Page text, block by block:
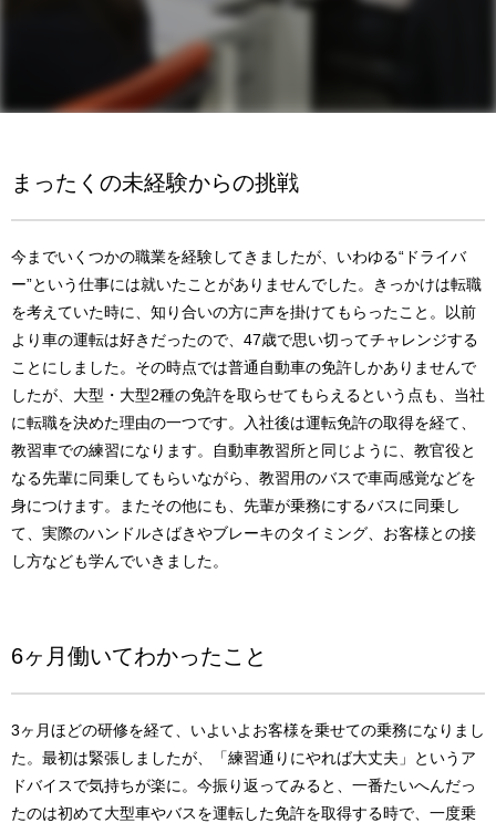
まったくの未経験からの挑戦
今までいくつかの職業を経験してきましたが、いわゆる“ドライバ
ー”という仕事には就いたことがありませんでした。きっかけは転職
を考えていた時に、知り合いの方に声を掛けてもらったこと。以前
より車の運転は好きだったので、47歳で思い切ってチャレンジする
ことにしました。その時点では普通自動車の免許しかありませんで
したが、大型・大型2種の免許を取らせてもらえるという点も、当社
に転職を決めた理由の一つです。入社後は運転免許の取得を経て、
教習車での練習になります。自動車教習所と同じように、教官役と
なる先輩に同乗してもらいながら、教習用のバスで車両感覚などを
身につけます。またその他にも、先輩が乗務にするバスに同乗し
て、実際のハンドルさばきやブレーキのタイミング、お客様との接
し方なども学んでいきました。
6ヶ月働いてわかったこと
3ヶ月ほどの研修を経て、いよいよお客様を乗せての乗務になりまし
た。最初は緊張しましたが、「練習通りにやれば大丈夫」というア
ドバイスで気持ちが楽に。今振り返ってみると、一番たいへんだっ
たのは初めて大型車やバスを運転した免許を取得する時で、一度乗